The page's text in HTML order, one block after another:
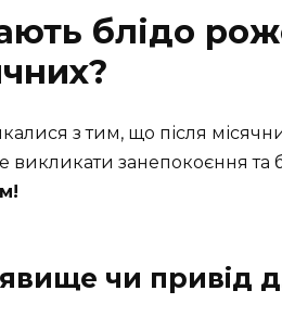
блідо
з тим, що після
занепокоєння та
чи привід